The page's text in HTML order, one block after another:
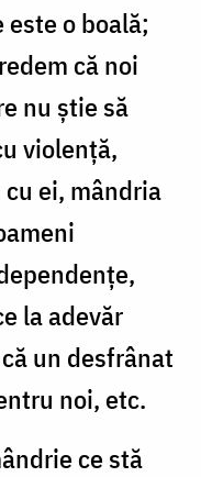
o boală;
că noi
nu știe să
violență,
ei, mândria
la adevăr
un desfrânat
noi, etc.
ce stă